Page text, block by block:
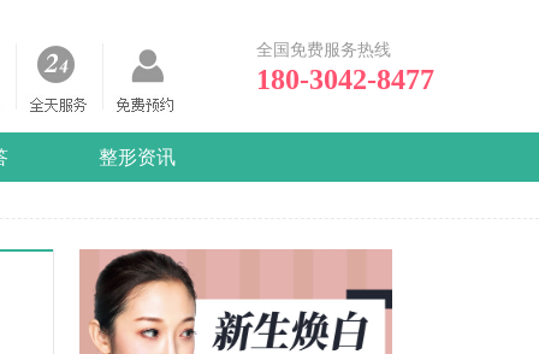
全国免费服务热线
180-3042-8477
整形资讯